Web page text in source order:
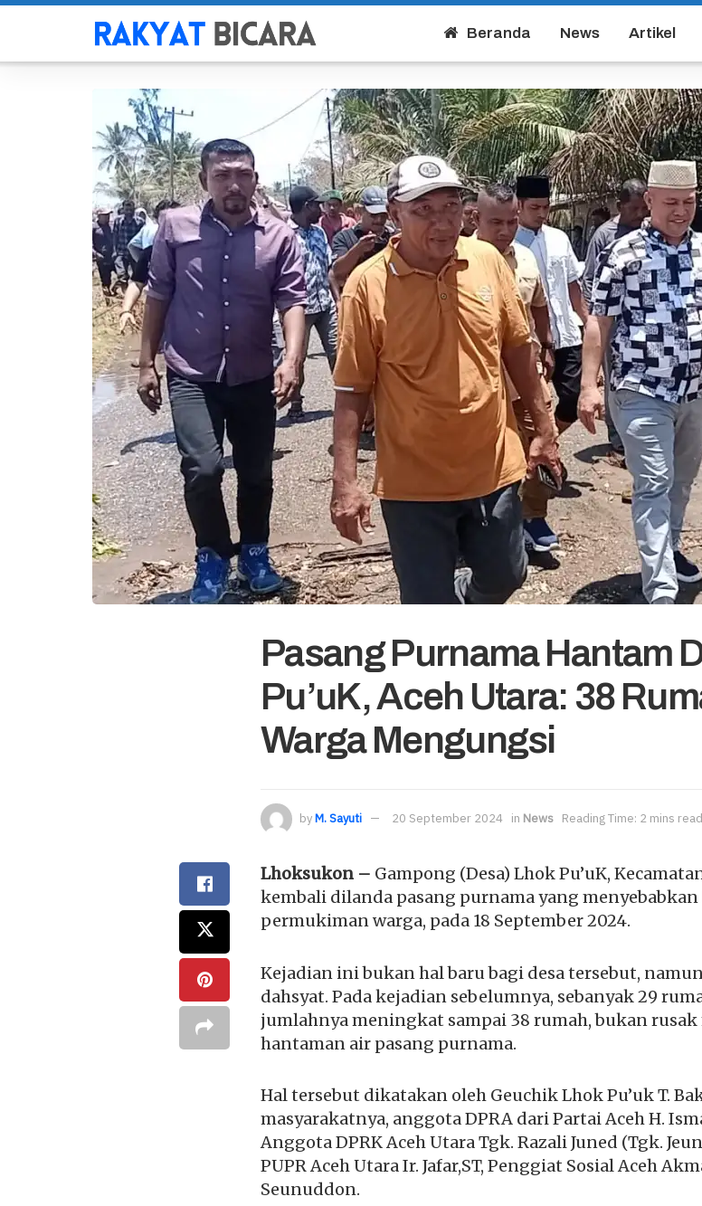
Beranda News Artikel
Pasang Purnama Hantam
Pu’uK, Aceh Utara: 38
Warga Mengungsi
byM. Sayuti 20 September 2024 in News Reading Time: 2 mins read
Lhoksukon – Gampong (Desa) Lhok Pu’uK,
kembali dilanda pasang purnama yang
permukiman warga, pada 18 September 2024.
Kejadian ini bukan hal baru bagi desa tersebut,
dahsyat. Pada kejadian sebelumnya, sebanyak 29
jumlahnya meningkat sampai 38 rumah, bukan
hantaman air pasang purnama.
Hal tersebut dikatakan oleh Geuchik Lhok Pu’uk T.
masyarakatnya, anggota DPRA dari Partai Aceh H.
Anggota DPRK Aceh Utara Tgk. Razali Juned (Tgk.
PUPR Aceh Utara Ir. Jafar,ST, Penggiat Sosial Aceh
Seunuddon.